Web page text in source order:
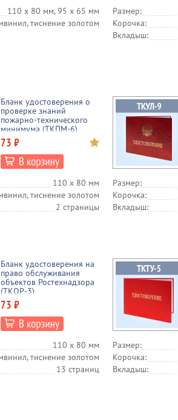
110 х 80 мм, 95 х 65 мм
тиснение золотом
Размер:
Корочка:
Вкладыш:
Бланк удостоверения о
проверке знаний
пожарно-технического
минимума (ТКПМ-6)
73 ₽
110 х 80 мм
тиснение золотом
2 страницы
Размер:
Корочка:
Вкладыш:
Бланк удостоверения на
право обслуживания
объектов Ростехнадзора
(ТКОР-3)
73 ₽
110 х 80 мм
тиснение золотом
13 страниц
Размер:
Корочка:
Вкладыш: